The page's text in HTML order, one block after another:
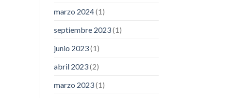
marzo 2024(1)
septiembre 2023(1)
junio 2023(1)
abril 2023(2)
marzo 2023(1)